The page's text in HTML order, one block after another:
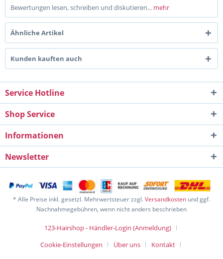
Bewertungen lesen, schreiben und diskutieren... mehr
Ähnliche Artikel
Kunden kauften auch
Service Hotline
Shop Service
Informationen
Newsletter
* Alle Preise inkl. gesetzl. Mehrwertsteuer zzgl.Versandkosten und ggf.
Nachnahmegebühren, wenn nicht anders beschrieben
123-Hairshop - Händler-Login (Anmeldung)
Cookie-Einstellungen
Über uns
Kontakt